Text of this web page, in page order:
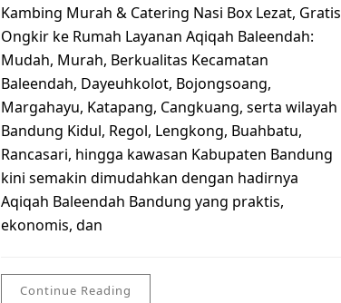
Kambing Murah & Catering Nasi Box Lezat, Gratis
Ongkir ke Rumah Layanan Aqiqah Baleendah:
Mudah, Murah, Berkualitas Kecamatan
Baleendah, Dayeuhkolot, Bojongsoang,
Margahayu, Katapang, Cangkuang, serta wilayah
Bandung Kidul, Regol, Lengkong, Buahbatu,
Rancasari, hingga kawasan Kabupaten Bandung
kini semakin dimudahkan dengan hadirnya
Aqiqah Baleendah Bandung yang praktis,
ekonomis, dan
Continue Reading